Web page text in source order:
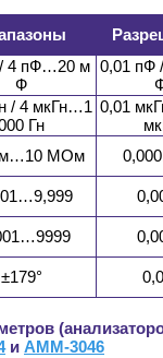
4 пФ…20 м
Ф
0,01 пФ
/ 4 мкГн…1
Гн
0,01
МОм
±179°
и АММ-3046